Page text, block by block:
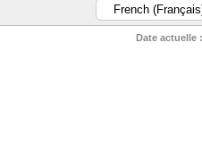
Date actuelle :